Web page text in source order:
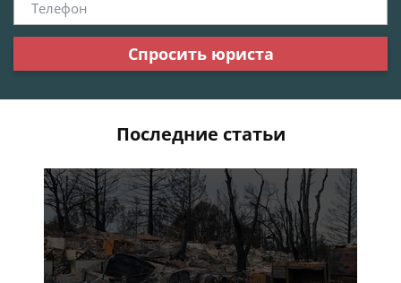
Спросить юриста
Последние статьи